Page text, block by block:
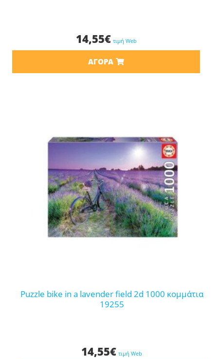
14,55€ τιμή Web
ΑΓΟΡΆ
puzzle bike in a lavender field 2d 1000 κομμάτια
19255
14,55€ τιμή Web